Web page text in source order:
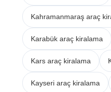
Kahramanmaraş araç
Karabük araç kiralama
Kars araç kiralama
Kayseri araç kiralama